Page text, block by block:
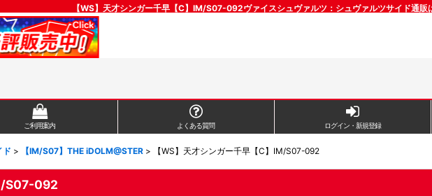
【WS】天才シンガー千早【C】IM/S07-092ヴァイスシュヴァルツ：シュヴァルツサイド通販
ご利用案内 よくある質問 ログイン・新規登録
ド > 【IM/S07】THE iDOLM@STER > 【WS】天才シンガー千早【C】IM/S07-092
S07-092